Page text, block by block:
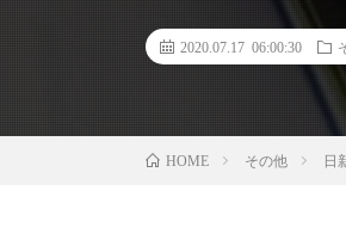
2020.07.17 06:00:30
HOME その他 日